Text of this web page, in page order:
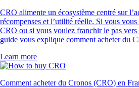
CRO alimente un écosystème centré sur
récompenses et l’utilité réelle. Si vous vous
CRO ou si vous voulez franchir le pas vers
guide vous explique comment acheter du
Learn more
Comment acheter du Cronos (CRO) en